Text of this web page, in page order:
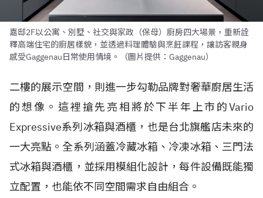
嘉邸2F以公寓、別墅、社交與家政（保母）廚房四大場景，重新詮
釋高端住宅的廚居樣貌，並透過料理體驗與烹飪課程，讓訪客親身
感受Gaggenau日常使用情境。（圖片提供：Gaggenau）
二樓的展示空間，則進一步勾勒品牌對奢華廚居生活
的想像。這裡搶先亮相將於下半年上市的Vario
Expressive系列冰箱與酒櫃，也是台北旗艦店未來的
一大亮點。全系列涵蓋冷藏冰箱、冷凍冰箱、三門法
式冰箱與酒櫃，並採用模組化設計，每件設備既能獨
立配置，也能依不同空間需求自由組合。